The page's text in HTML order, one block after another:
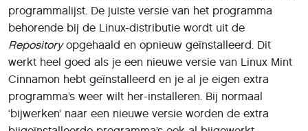
programmalijst. De juiste versie van het programma
behorende bij de Linux-distributie wordt uit de
Repositoryopgehaald en opnieuw geïnstalleerd. Dit
werkt heel goed als je een nieuwe versie van Linux Mint
Cinnamon hebt geïnstalleerd en je al je eigen extra
programma’s weer wilt her-installeren. Bij normaal
‘bijwerken’ naar een nieuwe versie worden de extra